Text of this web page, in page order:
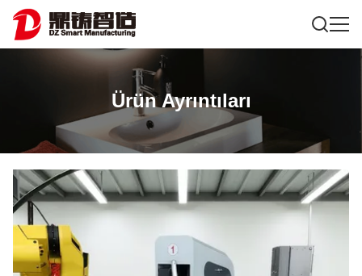
Ürün Ayrıntıları